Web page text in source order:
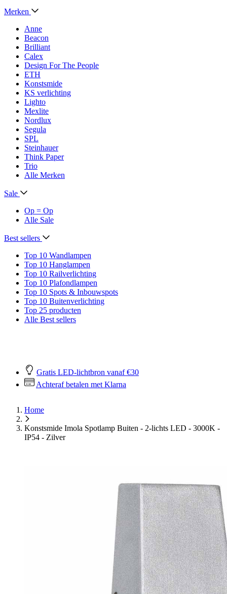
Merken
Anne
Beacon
Brilliant
Calex
Design For The People
ETH
Konstsmide
KS verlichting
Lighto
Mexlite
Nordlux
Segula
SPL
Steinhauer
Think Paper
Trio
Alle Merken
Sale
Op = Op
Alle Sale
Best sellers
Top 10 Wandlampen
Top 10 Hanglampen
Top 10 Railverlichting
Top 10 Plafondlampen
Top 10 Spots & Inbouwspots
Top 10 Buitenverlichting
Top 25 producten
Alle Best sellers
Gratis LED-lichtbron vanaf €30
Achteraf betalen met Klarna
Home
Konstsmide Imola Spotlamp Buiten - 2-lichts LED - 3000K -
IP54 - Zilver